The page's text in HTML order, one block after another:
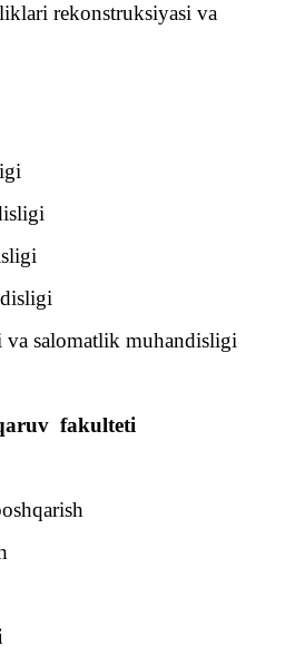
rekonstruksiyasi va
va salomatlik muhandisligi
fakulteti